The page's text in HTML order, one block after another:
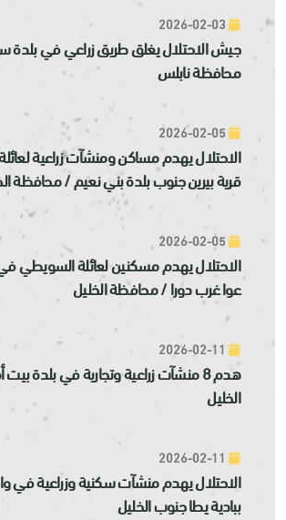
جيش الاحتلال يغلق طريق زراعي في
محافظة نابلس
الاحتلال يهدم مساكن ومنشآت زراعية
قرية بيرين جنوب بلدة بني نعيم / محافظة
الاحتلال يهدم مسكنين لعائلة السويطي
عوا غرب دورا / محافظة الخليل
هدم 8 منشآت زراعية وتجارية في بلدة
الخليل
الاحتلال يهدم منشآت سكنية وزراعية في
ببادية يطا جنوب الخليل